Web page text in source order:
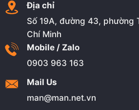
Địa chỉ
Số 19A, đường 43, phường
Chí Minh
Mobile / Zalo
0903 963 163
Mail Us
man@man.net.vn